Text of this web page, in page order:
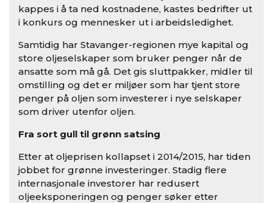
kappes i å ta ned kostnadene, kastes bedrifter ut
i konkurs og mennesker ut i arbeidsledighet.
Samtidig har Stavanger-regionen mye kapital og
store oljeselskaper som bruker penger når de
ansatte som må gå. Det gis sluttpakker, midler til
omstilling og det er miljøer som har tjent store
penger på oljen som investerer i nye selskaper
som driver utenfor oljen.
Fra sort gull til grønn satsing
Etter at oljeprisen kollapset i 2014/2015, har tiden
jobbet for grønne investeringer. Stadig flere
internasjonale investorer har redusert
oljeeksponeringen og penger søker etter